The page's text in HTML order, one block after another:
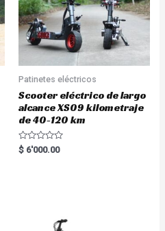
Patinetes eléctricos
Scooter eléctrico de largo
alcance XS09 kilometraje
de 40-120 km
R
a
$ 6'000.00